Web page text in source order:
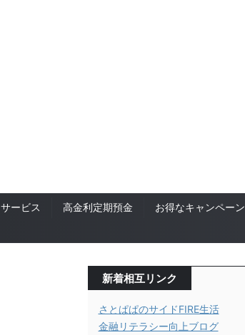
サービス 高金利定期預金
お得なキャンペーン
新着相互リンク
さとぱぱのサイドFIRE生活
金融リテラシー向上ブログ